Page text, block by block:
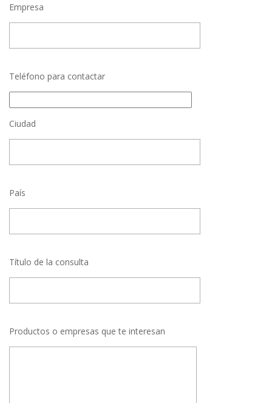
Empresa
Teléfono para contactar
Ciudad
País
Título de la consulta
Productos o empresas que te interesan